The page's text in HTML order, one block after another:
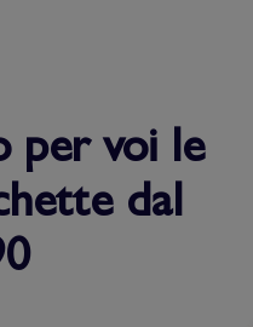
per voi le
dal